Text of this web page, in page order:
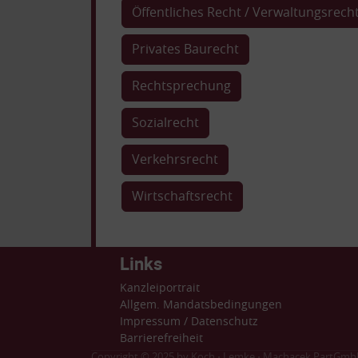
Öffentliches Recht / Verwaltungsrecht
Privates Baurecht
Rechtsprechung
Sozialrecht
Verkehrsrecht
Wirtschaftsrecht
Links
Kanzleiportrait
Allgem. Mandatsbedingungen
Impressum / Datenschutz
Barrierefreiheit